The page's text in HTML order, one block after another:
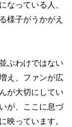
なっている人、
様子がうかがえ
ぶわけではない
え、ファンが広
が大切にしてい
が、ここに息づ
映っています。